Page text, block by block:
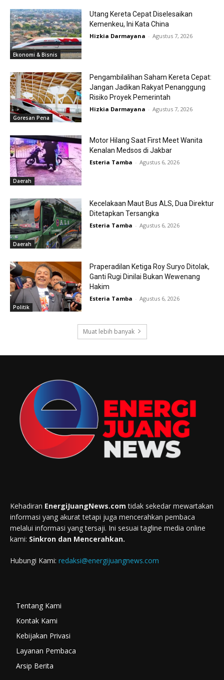
Ekonomi & Bisnis
Utang Kereta Cepat Diselesaikan
Kemenkeu, Ini Kata China
Hizkia Darmayana - Agustus 7, 2026
Goresan Pena
Pengambilalihan Saham Kereta Cepat:
Jangan Jadikan Rakyat Penanggung
Risiko Proyek Pemerintah
Hizkia Darmayana - Agustus 7, 2026
Daerah
Motor Hilang Saat First Meet Wanita
Kenalan Medsos di Jakbar
Esteria Tamba - Agustus 6, 2026
Daerah
Kecelakaan Maut Bus ALS, Dua Direktur
Ditetapkan Tersangka
Esteria Tamba - Agustus 6, 2026
Politik
Praperadilan Ketiga Roy Suryo Ditolak,
Ganti Rugi Dinilai Bukan Wewenang
Hakim
Esteria Tamba - Agustus 6, 2026
Muat lebih banyak
Kehadiran EnergiJuangNews.com tidak sekedar mewartakan
informasi yang akurat tetapi juga mencerahkan pembaca
melalui informasi yang tersaji. Ini sesuai tagline media online
kami: Sinkron dan Mencerahkan.
Hubungi Kami: redaksi@energijuangnews.com
Tentang Kami
Kontak Kami
Kebijakan Privasi
Layanan Pembaca
Arsip Berita